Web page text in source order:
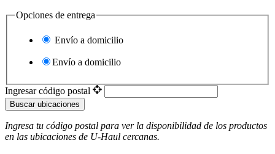
Opciones de entrega
Envío a domicilio
Envío a domicilio
Ingresar código postal
Buscar ubicaciones
Ingresa tu código postal para ver la disponibilidad de los productos
en las ubicaciones de U-Haul ​​​​​​​ cercanas.